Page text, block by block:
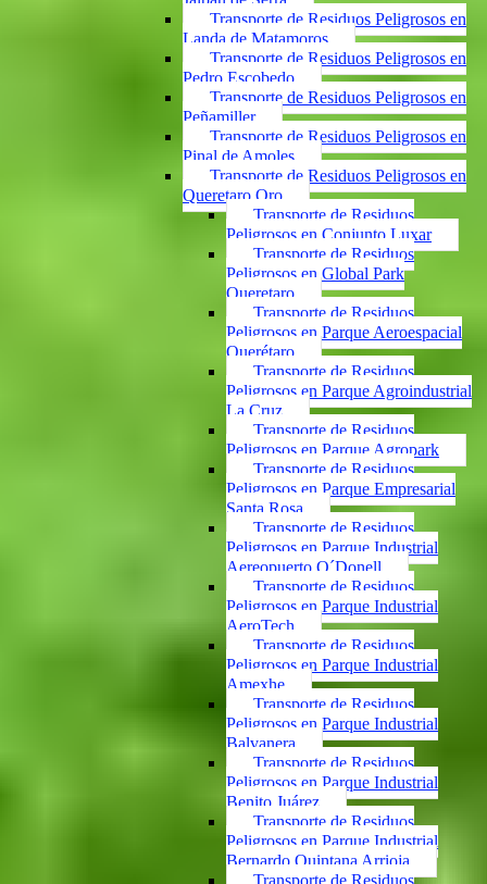
Transporte de Residuos Peligrosos en
Landa de Matamoros
Transporte de Residuos Peligrosos en
Pedro Escobedo
Transporte de Residuos Peligrosos en
Peñamiller
Transporte de Residuos Peligrosos en
Pinal de Amoles
Transporte de Residuos Peligrosos en
Queretaro Qro
Transporte de Residuos
Peligrosos en Conjunto Luxar
Transporte de Residuos
Peligrosos en Global Park
Queretaro
Transporte de Residuos
Peligrosos en Parque Aeroespacial
Querétaro
Transporte de Residuos
Peligrosos en Parque Agroindustrial
La Cruz
Transporte de Residuos
Peligrosos en Parque Agropark
Transporte de Residuos
Peligrosos en Parque Empresarial
Santa Rosa
Transporte de Residuos
Peligrosos en Parque Industrial
Aereopuerto O´Donell
Transporte de Residuos
Peligrosos en Parque Industrial
AeroTech
Transporte de Residuos
Peligrosos en Parque Industrial
Amexhe
Transporte de Residuos
Peligrosos en Parque Industrial
Balvanera
Transporte de Residuos
Peligrosos en Parque Industrial
Benito Juárez
Transporte de Residuos
Peligrosos en Parque Industrial
Bernardo Quintana Arrioja
Transporte de Residuos